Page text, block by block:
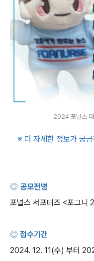
2024 포널스 대
※ 더 자세한 정보가 궁
◎ 공모전명
포널스 서포터즈 <포그니 2
◎ 접수기간
2024. 12. 11(수) 부터